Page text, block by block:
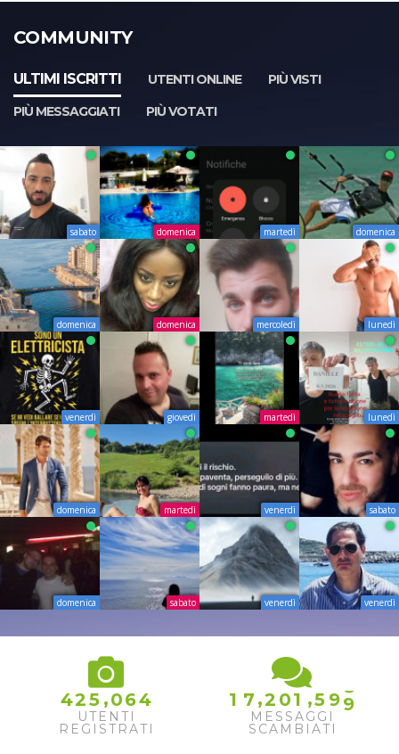
COMMUNITY
ULTIMI ISCRITTI UTENTI ONLINE
PIÙ VISTI
PIÙ MESSAGGIATI
PIÙ VOTATI
sabato domenica martedì domenica
domenica domenica mercoledì lunedì
venerdì giovedì martedì lunedì
domenica martedì venerdì sabato
domenica sabato venerdì venerdì
425 ,064
UTENTI
REGISTRATI
1 7 ,2 01 ,5 99
MESSAGGI
SCAMBIATI